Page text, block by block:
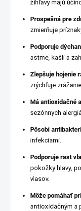
žihľavy majú
Prospešná pre
zmierňuje
Podporuje
astme, kašli a
Zlepšuje hojenie
zrýchľuje
Má antioxidačné
sezónnych
Pôsobí
infekciami.
Podporuje rast
pokožky hlavy,
vlasov.
Môže pomáhať
antioxidačným a